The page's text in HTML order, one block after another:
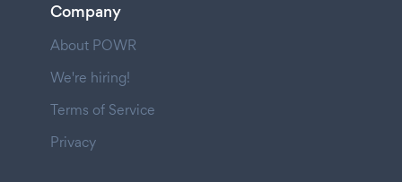
Company
About POWR
We're hiring!
Terms of Service
Privacy